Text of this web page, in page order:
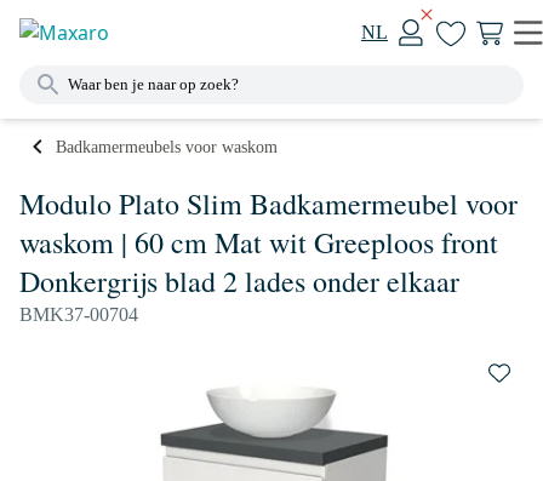
NL
Badkamermeubels voor waskom
Modulo Plato Slim Badkamermeubel voor
waskom | 60 cm Mat wit Greeploos front
Donkergrijs blad 2 lades onder elkaar
BMK37-00704